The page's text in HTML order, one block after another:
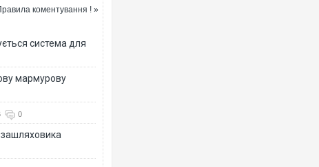
коментування ! »
система для
мармурову
0